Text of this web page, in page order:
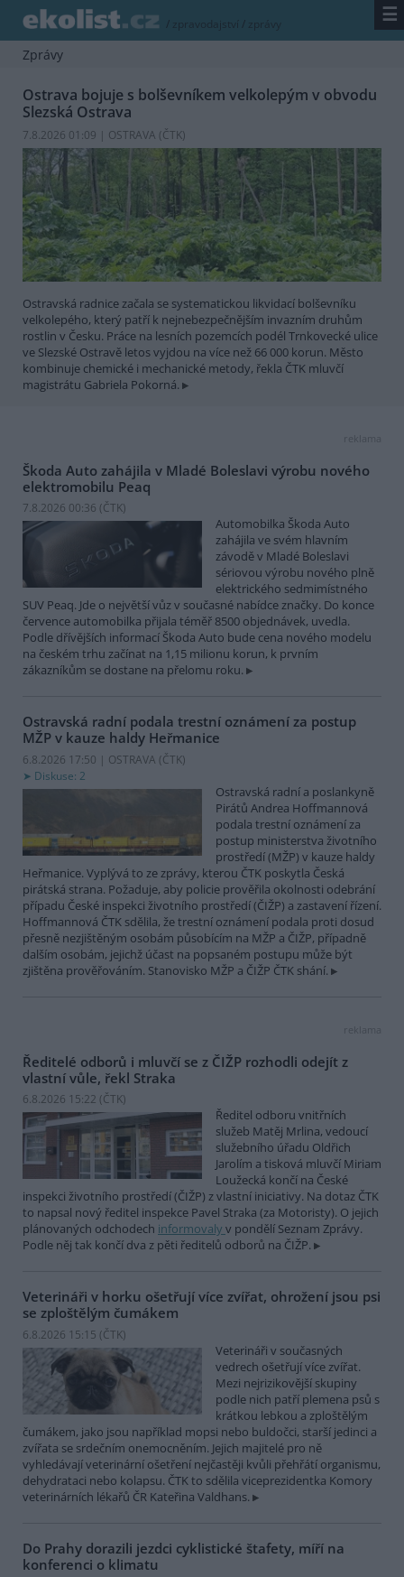
/ zpravodajství / zprávy ☰
Zprávy
Ostrava bojuje s bolševníkem velkolepým v obvodu
Slezská Ostrava
7.8.2026 01:09 | OSTRAVA (ČTK)
Ostravská radnice začala se systematickou likvidací bolševníku
velkolepého, který patří k nejnebezpečnějším invazním druhům
rostlin v Česku. Práce na lesních pozemcích podél Trnkovecké ulice
ve Slezské Ostravě letos vyjdou na více než 66 000 korun. Město
kombinuje chemické i mechanické metody, řekla ČTK mluvčí
magistrátu Gabriela Pokorná.
reklama
Škoda Auto zahájila v Mladé Boleslavi výrobu nového
elektromobilu Peaq
7.8.2026 00:36 (ČTK)
Automobilka Škoda Auto
zahájila ve svém hlavním
závodě v Mladé Boleslavi
sériovou výrobu nového plně
elektrického sedmimístného
SUV Peaq. Jde o největší vůz v současné nabídce značky. Do konce
července automobilka přijala téměř 8500 objednávek, uvedla.
Podle dřívějších informací Škoda Auto bude cena nového modelu
na českém trhu začínat na 1,15 milionu korun, k prvním
zákazníkům se dostane na přelomu roku.
Ostravská radní podala trestní oznámení za postup
MŽP v kauze haldy Heřmanice
6.8.2026 17:50 | OSTRAVA (ČTK)
Diskuse: 2
Ostravská radní a poslankyně
Pirátů Andrea Hoffmannová
podala trestní oznámení za
postup ministerstva životního
prostředí (MŽP) v kauze haldy
Heřmanice. Vyplývá to ze zprávy, kterou ČTK poskytla Česká
pirátská strana. Požaduje, aby policie prověřila okolnosti odebrání
případu České inspekci životního prostředí (ČIŽP) a zastavení řízení.
Hoffmannová ČTK sdělila, že trestní oznámení podala proti dosud
přesně nezjištěným osobám působícím na MŽP a ČIŽP, případně
dalším osobám, jejichž účast na popsaném postupu může být
zjištěna prověřováním. Stanovisko MŽP a ČIŽP ČTK shání.
reklama
Ředitelé odborů i mluvčí se z ČIŽP rozhodli odejít z
vlastní vůle, řekl Straka
6.8.2026 15:22 (ČTK)
Ředitel odboru vnitřních
služeb Matěj Mrlina, vedoucí
služebního úřadu Oldřich
Jarolím a tisková mluvčí Miriam
Loužecká končí na České
inspekci životního prostředí (ČIŽP) z vlastní iniciativy. Na dotaz ČTK
to napsal nový ředitel inspekce Pavel Straka (za Motoristy). O jejich
plánovaných odchodech informovaly v pondělí Seznam Zprávy.
Podle něj tak končí dva z pěti ředitelů odborů na ČIŽP.
Veterináři v horku ošetřují více zvířat, ohrožení jsou psi
se zploštělým čumákem
6.8.2026 15:15 (ČTK)
Veterináři v současných
vedrech ošetřují více zvířat.
Mezi nejrizikovější skupiny
podle nich patří plemena psů s
krátkou lebkou a zploštělým
čumákem, jako jsou například mopsi nebo buldočci, starší jedinci a
zvířata se srdečním onemocněním. Jejich majitelé pro ně
vyhledávají veterinární ošetření nejčastěji kvůli přehřátí organismu,
dehydrataci nebo kolapsu. ČTK to sdělila viceprezidentka Komory
veterinárních lékařů ČR Kateřina Valdhans.
Do Prahy dorazili jezdci cyklistické štafety, míří na
konferenci o klimatu